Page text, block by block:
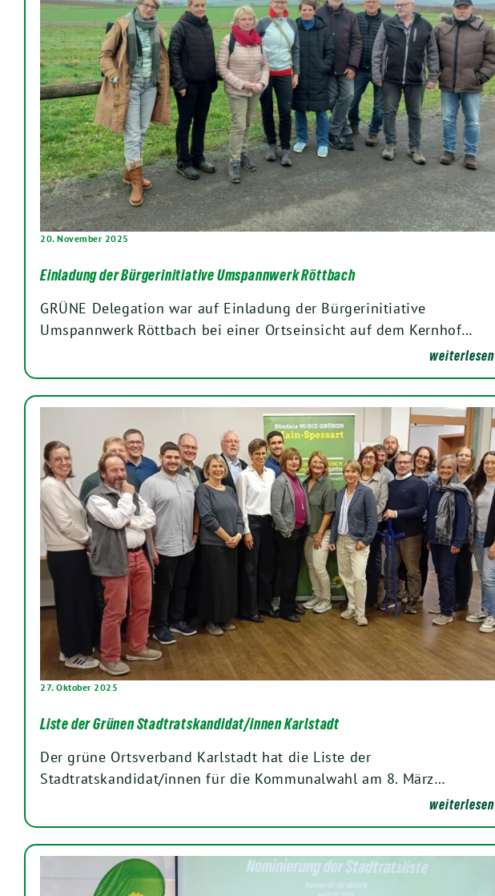
20. November 2025
Einladung der Bürgerinitiative Umspannwerk Röttbach
GRÜNE Delegation war auf Einladung der Bürgerinitiative
Umspannwerk Röttbach bei einer Ortseinsicht auf dem Kernhof…
weiterlesen
27. Oktober 2025
Liste der Grünen Stadtratskandidat/innen Karlstadt
Der grüne Ortsverband Karlstadt hat die Liste der
Stadtratskandidat/innen für die Kommunalwahl am 8. März…
weiterlesen